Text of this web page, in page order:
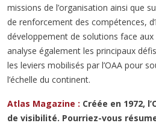
missions de l’organisation ainsi que
de renforcement des compétences,
développement de solutions face
analyse également les principaux
les leviers mobilisés par l’OAA pour
l’échelle du continent.
Atlas Magazine : Créée en 1972,
de visibilité. Pourriez-vous